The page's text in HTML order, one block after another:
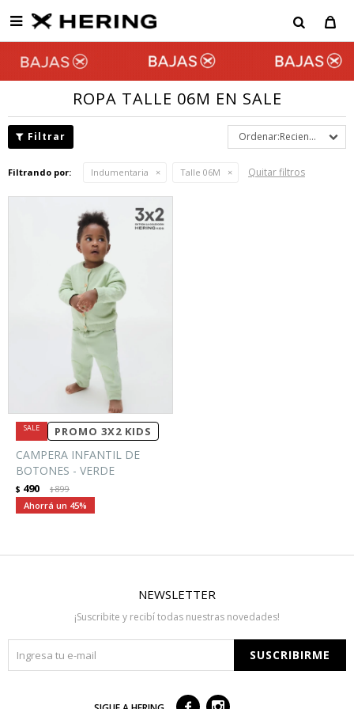

ROPA TALLE 06M EN SALE
Recientes
Filtrando por: Indumentaria Talle 06M Quitar filtros
PROMO 3X2 KIDS
CAMPERA INFANTIL DE
BOTONES - VERDE
$ 490 $899
45
NEWSLETTER
¡Suscribite y recibí todas nuestras novedades!
SUSCRIBIRME